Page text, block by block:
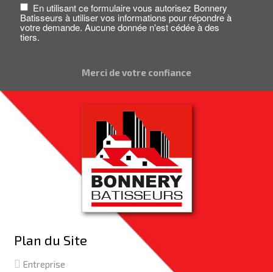
En utilisant ce formulaire vous autorisez Bonnery
Batisseurs à utiliser vos informations pour répondre à
votre demande. Aucune donnée n'est cédée à des
tiers.
Merci de votre confiance
Plan du Site
Entreprise